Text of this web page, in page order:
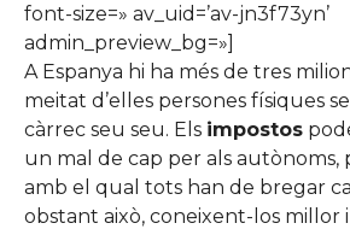
font-size=» av_uid=’av-jn3f73yn’
admin_preview_bg=»]
A Espanya hi ha més de tres
meitat d’elles persones físiques
càrrec seu seu. Els impostos
un mal de cap per als autònoms,
amb el qual tots han de bregar
obstant això, coneixent-los millor